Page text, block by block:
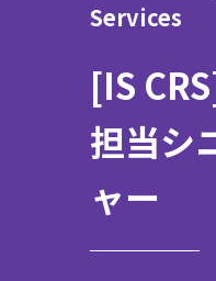
Services
[IS
担当シ
ャー